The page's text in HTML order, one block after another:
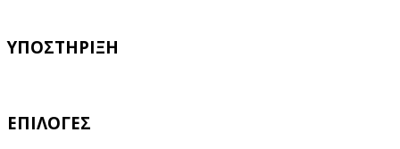
ΥΠΟΣΤΗΡΙΞΗ
ΕΠΙΛΟΓΕΣ